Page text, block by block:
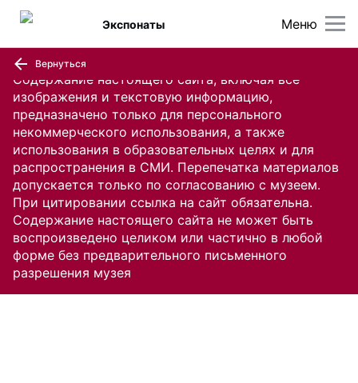
Содержание настоящего сайта, включая все
изображения и текстовую информацию,
предназначено только для персонального
некоммерческого использования, а также
использования в образовательных целях и для
распространения в СМИ. Перепечатка материалов
допускается только по согласованию с музеем.
При цитировании ссылка на сайт обязательна.
Содержание настоящего сайта не может быть
воспроизведено целиком или частично в любой
форме без предварительного письменного
разрешения музея
Меню
Экспонаты
Вернуться